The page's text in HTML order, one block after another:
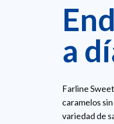
a
Farline
caramelos
variedad de